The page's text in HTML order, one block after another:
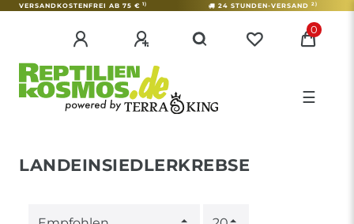
VERSANDKOSTENFREI AB 75 € 1) 24 STUNDEN-VERSAND 2)
0
☰
LANDEINSIEDLERKREBSE